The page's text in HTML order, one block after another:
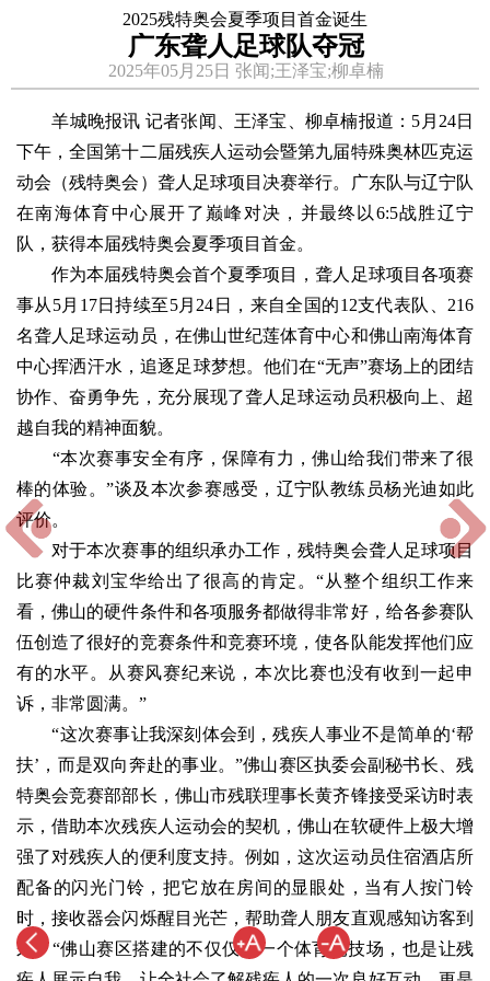
2025残特奥会夏季项目首金诞生
广东聋人足球队夺冠
2025年05月25日 张闻;王泽宝;柳卓楠
羊城晚报讯 记者张闻、王泽宝、柳卓楠报道：5月24日
下午，全国第十二届残疾人运动会暨第九届特殊奥林匹克运
动会（残特奥会）聋人足球项目决赛举行。广东队与辽宁队
在南海体育中心展开了巅峰对决，并最终以6:5战胜辽宁
队，获得本届残特奥会夏季项目首金。
作为本届残特奥会首个夏季项目，聋人足球项目各项赛
事从5月17日持续至5月24日，来自全国的12支代表队、216
名聋人足球运动员，在佛山世纪莲体育中心和佛山南海体育
中心挥洒汗水，追逐足球梦想。他们在“无声”赛场上的团结
协作、奋勇争先，充分展现了聋人足球运动员积极向上、超
越自我的精神面貌。
“本次赛事安全有序，保障有力，佛山给我们带来了很
棒的体验。”谈及本次参赛感受，辽宁队教练员杨光迪如此
评价。
对于本次赛事的组织承办工作，残特奥会聋人足球项目
比赛仲裁刘宝华给出了很高的肯定。“从整个组织工作来
看，佛山的硬件条件和各项服务都做得非常好，给各参赛队
伍创造了很好的竞赛条件和竞赛环境，使各队能发挥他们应
有的水平。从赛风赛纪来说，本次比赛也没有收到一起申
诉，非常圆满。”
“这次赛事让我深刻体会到，残疾人事业不是简单的‘帮
扶’，而是双向奔赴的事业。”佛山赛区执委会副秘书长、残
特奥会竞赛部部长，佛山市残联理事长黄齐锋接受采访时表
示，借助本次残疾人运动会的契机，佛山在软硬件上极大增
强了对残疾人的便利度支持。例如，这次运动员住宿酒店所
配备的闪光门铃，把它放在房间的显眼处，当有人按门铃
时，接收器会闪烁醒目光芒，帮助聋人朋友直观感知访客到
来。“佛山赛区搭建的不仅仅是一个体育竞技场，也是让残